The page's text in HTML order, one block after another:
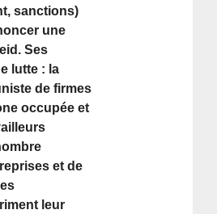
sanctions)
une
Ses
lutte : la
de firmes
occupée et
et de
leur